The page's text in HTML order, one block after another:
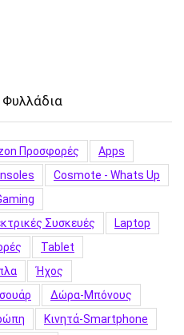
Προσφορές
Apps
Cosmote - Whats Up
Συσκευές
Laptop
Tablet
Ήχος
Δώρα-Μπόνους
Κινητά-Smartphone